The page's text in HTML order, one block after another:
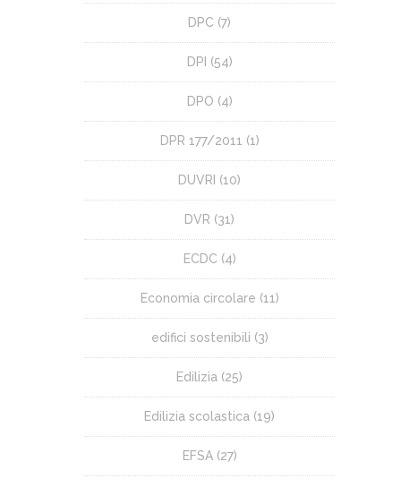
DPC (7)
DPI (54)
DPO (4)
DPR 177/2011 (1)
DUVRI (10)
DVR (31)
ECDC (4)
Economia circolare (11)
edifici sostenibili (3)
Edilizia (25)
Edilizia scolastica (19)
EFSA(27)